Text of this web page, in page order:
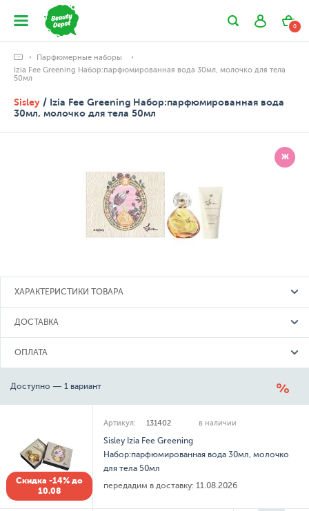
0
Парфюмерные наборы
Izia Fee Greening Набор:парфюмированная вода 30мл, молочко для тела
50мл
Sisley / Izia Fee Greening Набор:парфюмированная вода
30мл, молочко для тела 50мл
Ж
ХАРАКТЕРИСТИКИ ТОВАРА
ДОСТАВКА
ОПЛАТА
Доступно — 1 вариант
Скидка -14% до
10.08
Артикул: 131402 в наличии
Sisley Izia Fee Greening
Набор:парфюмированная вода 30мл, молочко
для тела 50мл
передадим в доставку: 11.08.2026